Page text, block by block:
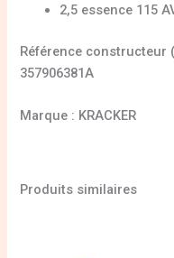
2,5 essence 115
Référence constructeur
357906381A
Marque : KRACKER
Produits similaires